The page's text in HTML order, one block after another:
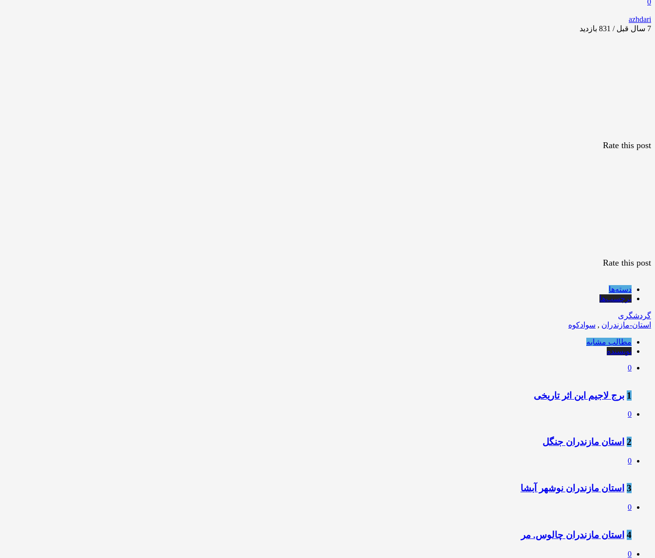
azhdari
7 سال قبل / 831
بازدید
Rate this post
Rate this post
دسته‌ها
برچسب‌ها
گردشگری
استان-مازندران , سوادکوه
مطالب مشابه
نویسنده
0
1 برج لاجیم این اثر تاریخی
0
2 استان مازندران جنگل
0
3 استان مازندران نوشهر آبشا
0
4 استان مازندران چالوس. مر
0